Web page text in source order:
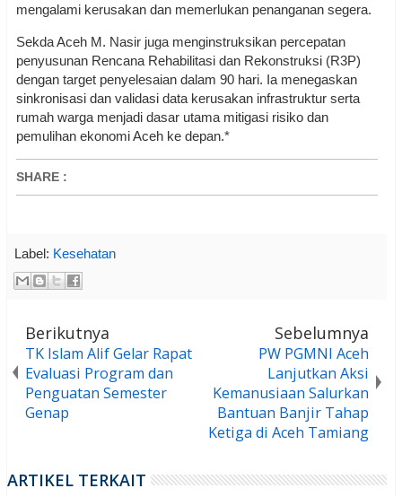
mengalami kerusakan dan memerlukan penanganan segera.
Sekda Aceh M. Nasir juga menginstruksikan percepatan
penyusunan Rencana Rehabilitasi dan Rekonstruksi (R3P)
dengan target penyelesaian dalam 90 hari. Ia menegaskan
sinkronisasi dan validasi data kerusakan infrastruktur serta
rumah warga menjadi dasar utama mitigasi risiko dan
pemulihan ekonomi Aceh ke depan.*
SHARE :
Label: Kesehatan
Berikutnya
TK Islam Alif Gelar Rapat
Evaluasi Program dan
Penguatan Semester
Genap
Sebelumnya
PW PGMNI Aceh
Lanjutkan Aksi
Kemanusiaan Salurkan
Bantuan Banjir Tahap
Ketiga di Aceh Tamiang
ARTIKEL TERKAIT